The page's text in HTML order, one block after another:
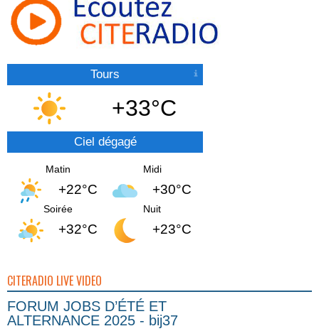
Tours
+33°C
Ciel dégagé
Matin
+22°C
Midi
+30°C
Soirée
+32°C
Nuit
+23°C
CITERADIO LIVE VIDEO
FORUM JOBS D’ÉTÉ ET
ALTERNANCE 2025 - bij37